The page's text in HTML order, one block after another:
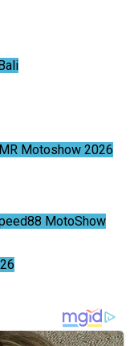
Motoshow 2026
MotoShow